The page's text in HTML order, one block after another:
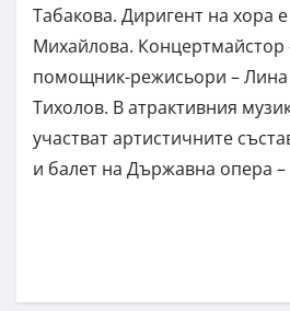
Табакова. Диригент на хора
Михайлова. Концертмайстор
помощник-режисьори –
Тихолов. В атрактивния
участват артистичните
и балет на Държавна опера –